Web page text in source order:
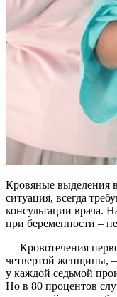
Кровяные выделения
ситуация, всегда
консультации врача.
при беременности –
— Кровотечения
четвертой женщины,
у каждой седьмой
Но в 80 процентов